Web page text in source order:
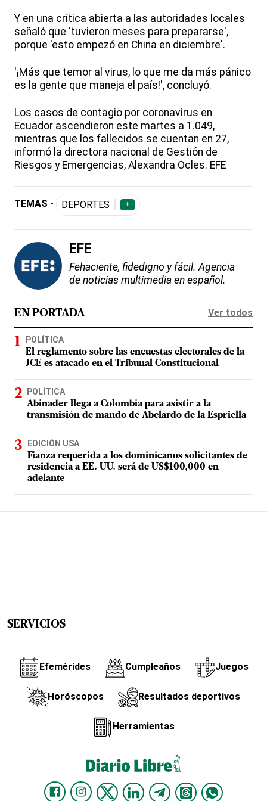
Y en una crítica abierta a las autoridades locales
señaló que 'tuvieron meses para prepararse',
porque 'esto empezó en China en diciembre'.
'¡Más que temor al virus, lo que me da más pánico
es la gente que maneja el país!', concluyó.
Los casos de contagio por coronavirus en
Ecuador ascendieron este martes a 1.049,
mientras que los fallecidos se cuentan en 27,
informó la directora nacional de Gestión de
Riesgos y Emergencias, Alexandra Ocles. EFE
TEMAS - DEPORTES +
EFE
Fehaciente, fidedigno y fácil. Agencia
de noticias multimedia en español.
EN PORTADA Ver todos
POLÍTICA
El reglamento sobre las encuestas electorales de la
JCE es atacado en el Tribunal Constitucional
POLÍTICA
Abinader llega a Colombia para asistir a la
transmisión de mando de Abelardo de la Espriella
EDICIÓN USA
Fianza requerida a los dominicanos solicitantes de
residencia a EE. UU. será de US$100,000 en
adelante
SERVICIOS
Efemérides Cumpleaños Juegos
Horóscopos Resultados deportivos
Herramientas